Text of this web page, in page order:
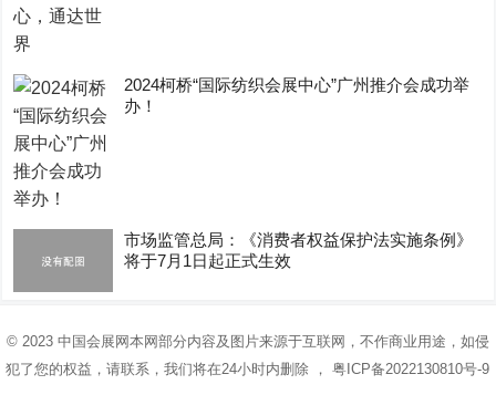
2024柯桥“国际纺织会展中心”广州推介会成功举
办！
市场监管总局：《消费者权益保护法实施条例》
将于7月1日起正式生效
© 2023 中国会展网本网部分内容及图片来源于互联网，不作商业用途，如侵
犯了您的权益，请联系，我们将在24小时内删除 ，粤ICP备2022130810号-9